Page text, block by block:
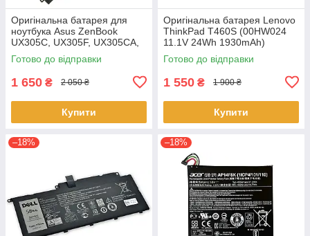
Оригінальна батарея для
ноутбука Asus ZenBook
UX305C, UX305F, UX305CA,
UX305FA - C31N1411 (+11.4 V
45Wh) АКБ
Готово до відправки
1 650 ₴ 2 050 ₴
Купити
Оригінальна батарея Lenovo
ThinkPad T460S (00HW024
11.1V 24Wh 1930mAh)
Акумулятор, АКБ для
ноутбука
Готово до відправки
1 550 ₴ 1 900 ₴
Купити
–18% –18%